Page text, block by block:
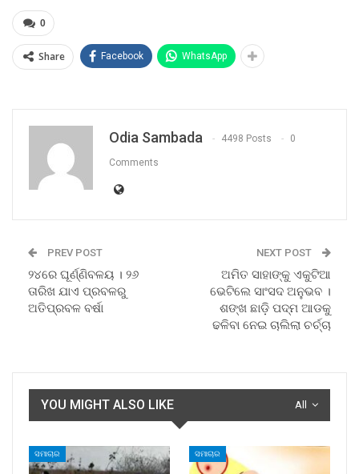
0
Share Facebook WhatsApp
Odia Sambada 4498 Posts 0
Comments
PREV POST
୨୪ରେ ଘୂର୍ଣ୍ଣିବଳୟ । ୨୬
ତାରିଖ ଯାଏ ପ୍ରବଳରୁ
ଅତିପ୍ରବଳ ବର୍ଷା
NEXT POST
ଅମିତ ସାହାଙ୍କୁ ଏକୁଟିଆ
ଭେଟିଲେ ସାଂସଦ ଅନୁଭବ ।
ଶଙ୍ଖ ଛାଡ଼ି ପଦ୍ମ ଆଡକୁ
ଢଳିବା ନେଇ ଚାଲିଲା ଚର୍ଚ୍ଚା
All
YOU MIGHT ALSO LIKE
ସମାଚାର ସମାଚାର